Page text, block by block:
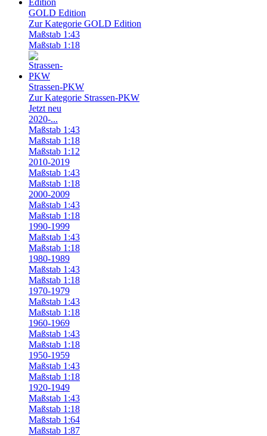
GOLD Edition
Zur Kategorie GOLD Edition
Maßstab 1:43
Maßstab 1:18
Strassen-PKW
Zur Kategorie Strassen-PKW
Jetzt neu
2020-...
Maßstab 1:43
Maßstab 1:18
Maßstab 1:12
2010-2019
Maßstab 1:43
Maßstab 1:18
2000-2009
Maßstab 1:43
Maßstab 1:18
1990-1999
Maßstab 1:43
Maßstab 1:18
1980-1989
Maßstab 1:43
Maßstab 1:18
1970-1979
Maßstab 1:43
Maßstab 1:18
1960-1969
Maßstab 1:43
Maßstab 1:18
1950-1959
Maßstab 1:43
Maßstab 1:18
1920-1949
Maßstab 1:43
Maßstab 1:18
Maßstab 1:64
Maßstab 1:87